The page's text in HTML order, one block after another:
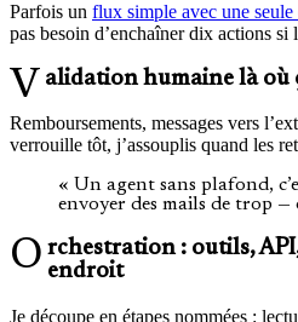
Parfois un flux simple avec une
pas besoin d’enchaîner dix actions si
Validation humaine là
Remboursements, messages vers
verrouille tôt, j’assouplis quand les
« Un agent sans plafond,
envoyer des mails de trop —
Orchestration : outils, API, et humains au bon endroit
Je découpe en étapes nommées :